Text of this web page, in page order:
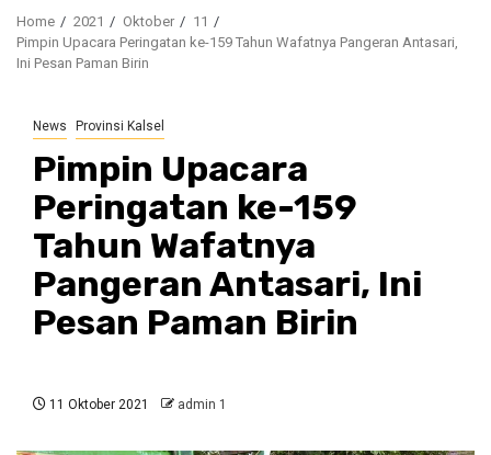
Home 2021 Oktober
11
Pimpin Upacara Peringatan ke-159 Tahun Wafatnya Pangeran Antasari,
Ini Pesan Paman Birin
News Provinsi Kalsel
Pimpin Upacara
Peringatan ke-159
Tahun Wafatnya
Pangeran Antasari, Ini
Pesan Paman Birin
11 Oktober 2021 admin 1